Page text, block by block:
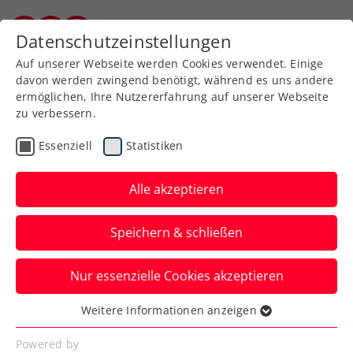
Zurück zur Newsübersicht
WTA
Upper Austria Ladies
Linz: Muchová fliegt
weiter durch den Raster
Die French-Open-Finalistin 2023 steht
beim WTA-500-Turnier in Oberösterreich
unter den letzten Vier.
Verfasst von: Presseaussendung / Redaktion, 31.01.2025
Datenschutzeinstellungen
Auf unserer Webseite werden Cookies verwendet. Einige
davon werden zwingend benötigt, während es uns andere
ermöglichen, Ihre Nutzererfahrung auf unserer Webseite
zu verbessern.
Essenziell Statistiken
Alle akzeptieren
Speichern & schließen
Nur essenzielle Cookies akzeptieren
Essenziell
Essenzielle Cookies werden für grundlegende
Weitere Informationen anzeigen
Powered by